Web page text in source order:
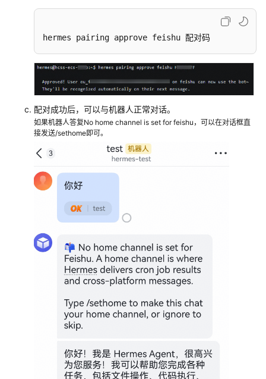
hermes pairing approve feishu 配对码
配对成功后，可以与机器人正常对话。
如果机器人答复No home channel is set for feishu，可以在对话框直
接发送/sethome即可。